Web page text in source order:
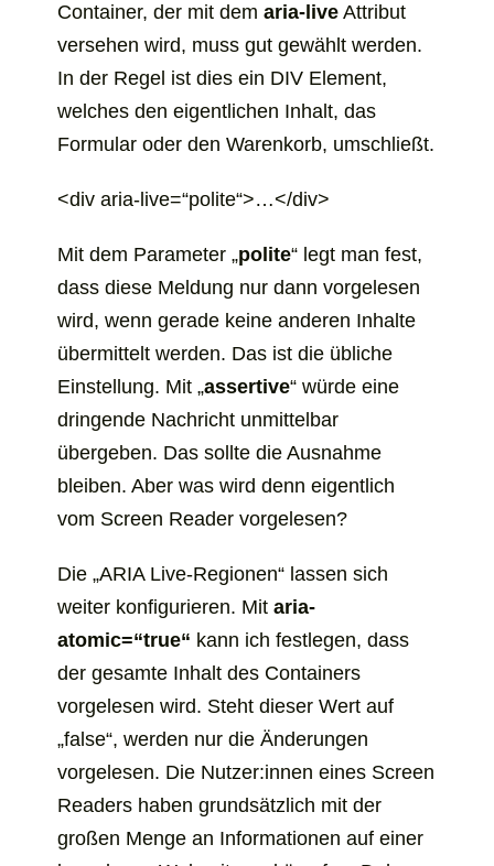
Container, der mit dem aria-liveAttribut
versehen wird, muss gut gewählt werden.
In der Regel ist dies ein DIV Element,
welches den eigentlichen Inhalt, das
Formular oder den Warenkorb, umschließt.
<div aria-live=“polite“>…</div>
Mit dem Parameter „polite“ legt man fest,
dass diese Meldung nur dann vorgelesen
wird, wenn gerade keine anderen Inhalte
übermittelt werden. Das ist die übliche
Einstellung. Mit „assertive“ würde eine
dringende Nachricht unmittelbar
übergeben. Das sollte die Ausnahme
bleiben. Aber was wird denn eigentlich
vom Screen Readervorgelesen?
Die „ARIA Live-Regionen“ lassen sich
weiter konfigurieren. Mit aria-
atomic=“true“ kann ich festlegen, dass
der gesamte Inhalt des Containers
vorgelesen wird. Steht dieser Wert auf
„false“, werden nur die Änderungen
vorgelesen. Die Nutzer:innen eines Screen
Readers haben grundsätzlich mit der
großen Menge an Informationen auf einer